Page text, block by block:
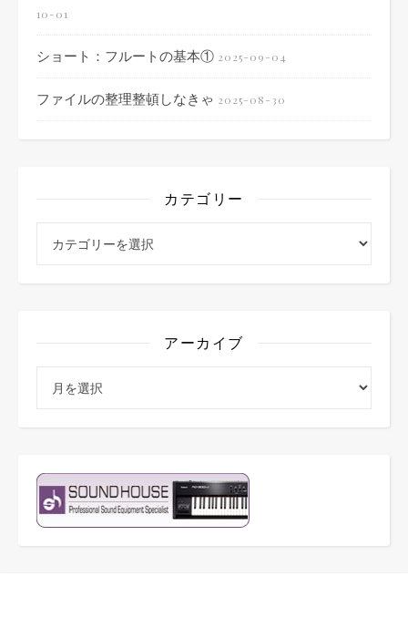
10-01
ショート：フルートの基本① 2025-09-04
ファイルの整理整頓しなきゃ 2025-08-30
カテゴリー
アーカイブ